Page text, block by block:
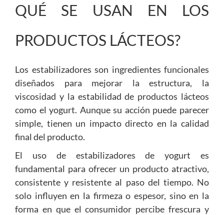
QUÉ SE USAN EN LOS
PRODUCTOS LÁCTEOS?
Los estabilizadores son ingredientes funcionales
diseñados para mejorar la estructura, la
viscosidad y la estabilidad de productos lácteos
como el yogurt. Aunque su acción puede parecer
simple, tienen un impacto directo en la calidad
final del producto.
El uso de estabilizadores de yogurt es
fundamental para ofrecer un producto atractivo,
consistente y resistente al paso del tiempo. No
solo influyen en la firmeza o espesor, sino en la
forma en que el consumidor percibe frescura y